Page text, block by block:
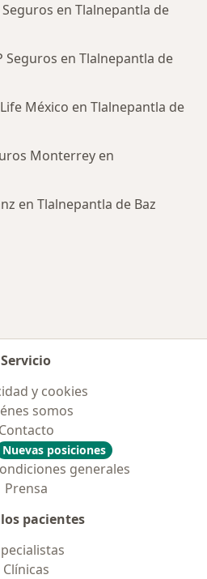
en Tlalnepantla de
Seguros en Tlalnepantla de
México en Tlalnepantla de
Monterrey en
en Tlalnepantla de Baz
Servicio
y cookies
somos
Contacto
Nuevas posiciones
generales
Prensa
pacientes
Clínicas